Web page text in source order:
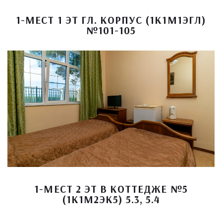
1-МЕСТ 1 ЭТ ГЛ. КОРПУС (1К1М1ЭГЛ)
№101-105
1-МЕСТ 2 ЭТ В КОТТЕДЖЕ №5
(1К1М2ЭК5) 5.3, 5.4